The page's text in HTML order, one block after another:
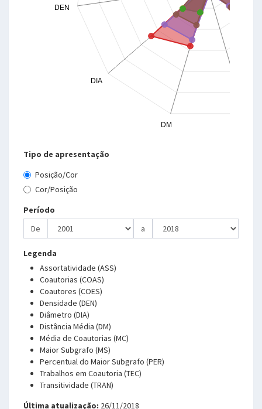
DEN
DIA
DM
Tipo de apresentação
Posição/Cor
Cor/Posição
Período
De
a
Legenda
Assortatividade (ASS)
Coautorias (COAS)
Coautores (COES)
Densidade (DEN)
Diâmetro (DIA)
Distância Média (DM)
Média de Coautorias (MC)
Maior Subgrafo (MS)
Percentual do Maior Subgrafo (PER)
Trabalhos em Coautoria (TEC)
Transitividade (TRAN)
Última atualização: 26/11/2018